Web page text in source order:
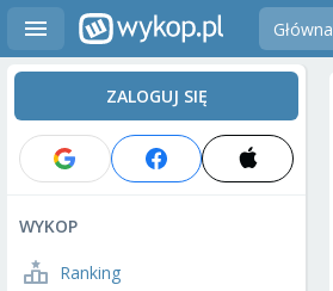
Główna
ZALOGUJ SIĘ
WYKOP
Ranking